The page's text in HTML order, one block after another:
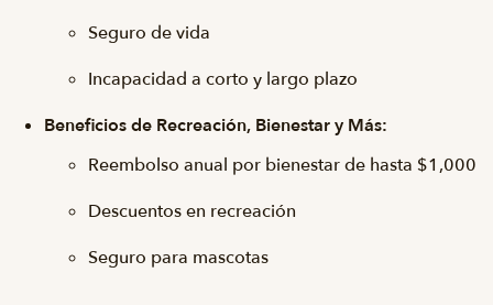
Seguro de vida
Incapacidad a corto y largo plazo
Beneficios de Recreación, Bienestar y Más:
Reembolso anual por bienestar de hasta $1,000
Descuentos en recreación
Seguro para mascotas